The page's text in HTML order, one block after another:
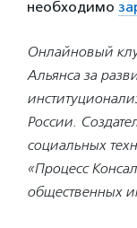
необходимо
Онлайновый
Альянса за
России.
социальных
«Процесс
общественных